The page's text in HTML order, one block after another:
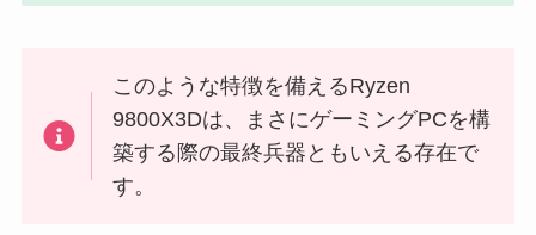
このような特徴を備えるRyzen
9800X3Dは、まさにゲーミングPCを構
築する際の最終兵器ともいえる存在で
す。